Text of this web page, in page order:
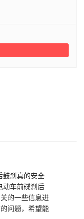
鼓刹真的安全
动车前碟刹后
的一些信息进
问题，希望能